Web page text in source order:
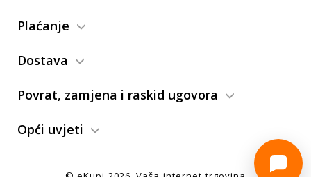
Plaćanje
Dostava
Povrat, zamjena i raskid ugovora
Opći uvjeti